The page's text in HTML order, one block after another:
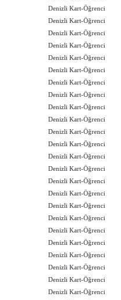
Denizli Kart-Öğrenci
Denizli Kart-Öğrenci
Denizli Kart-Öğrenci
Denizli Kart-Öğrenci
Denizli Kart-Öğrenci
Denizli Kart-Öğrenci
Denizli Kart-Öğrenci
Denizli Kart-Öğrenci
Denizli Kart-Öğrenci
Denizli Kart-Öğrenci
Denizli Kart-Öğrenci
Denizli Kart-Öğrenci
Denizli Kart-Öğrenci
Denizli Kart-Öğrenci
Denizli Kart-Öğrenci
Denizli Kart-Öğrenci
Denizli Kart-Öğrenci
Denizli Kart-Öğrenci
Denizli Kart-Öğrenci
Denizli Kart-Öğrenci
Denizli Kart-Öğrenci
Denizli Kart-Öğrenci
Denizli Kart-Öğrenci
Denizli Kart-Öğrenci